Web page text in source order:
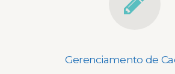
Gerenciamento de